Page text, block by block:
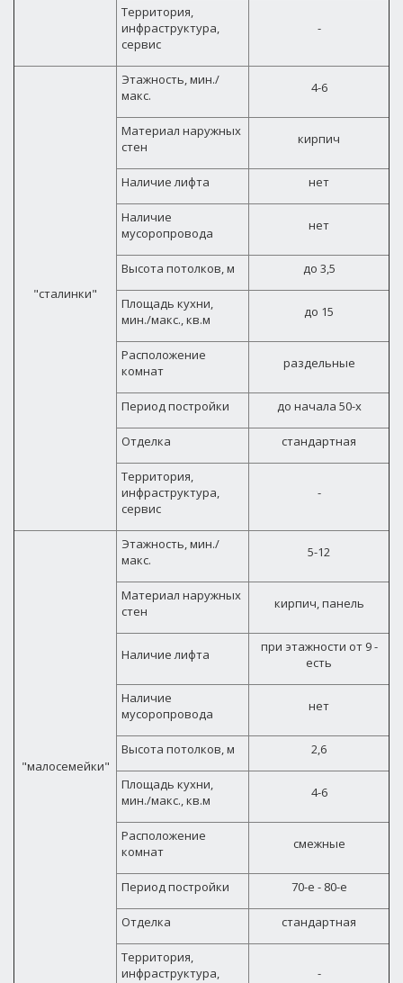
Территория,
инфраструктура,
сервис
-
"сталинки"
Этажность, мин./
макс.
4-6
Материал наружных
стен
кирпич
Наличие лифта нет
Наличие
мусоропровода
нет
Высота потолков, м до 3,5
Площадь кухни,
мин./макс., кв.м
до 15
Расположение
комнат
раздельные
Период постройки до начала 50-х
Отделка стандартная
Территория,
инфраструктура,
сервис
-
"малосемейки"
Этажность, мин./
макс.
5-12
Материал наружных
стен
кирпич, панель
Наличие лифта
при этажности от 9 -
есть
Наличие
мусоропровода
нет
Высота потолков, м 2,6
Площадь кухни,
мин./макс., кв.м
4-6
Расположение
комнат
смежные
Период постройки 70-е - 80-е
Отделка стандартная
Территория,
инфраструктура,
-